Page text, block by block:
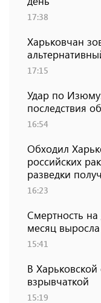
17:38
Харьковчан
17:15
Удар по
последствия
16:54
Обходил
российских
разведки
16:23
Смертность
месяц
15:41
В
взрывчаткой
15:19